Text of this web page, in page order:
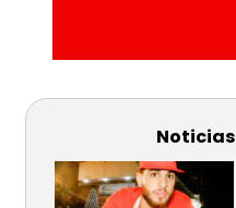
Noticias